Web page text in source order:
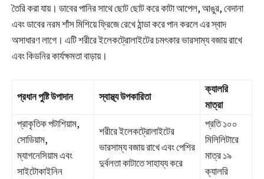
তৈরি করা যায়। ডাবের পানির সাথে ছোট ছোট করে কাটা আপেল, আঙুর, বেদানা
এবং ডাবের নরম শাঁস মিশিয়ে ফ্রিজে রেখে ঠান্ডা করে পান করলে এর স্বাদ
অসাধারণ লাগে। এটি শরীরে ইলেকট্রোলাইটের চমৎকার ভারসাম্য বজায় রাখে
এবং কিডনির কার্যক্ষমতা বাড়ায়।
প্রধান পুষ্টি উপাদান স্বাস্থ্য উপকারিতা
ক্যালরি
মাত্রা
প্রাকৃতিক পটাশিয়াম,
সোডিয়াম,
ম্যাগনেসিয়াম এবং
সাইটোকাইনিন
শরীরে ইলেকট্রোলাইটের
ভারসাম্য বজায় রাখে এবং পেশির
দুর্বলতা কাটাতে সাহায্য করে
প্রতি ১০০
মিলিলিটারে
মাত্র ১৯
ক্যালরি